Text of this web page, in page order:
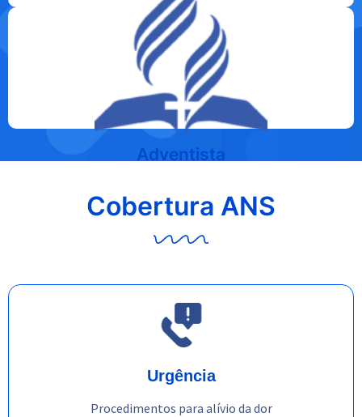
Adventista
Acesse agora
CLICANDO AQUI
Cobertura ANS
Urgência
Procedimentos para alívio da dor